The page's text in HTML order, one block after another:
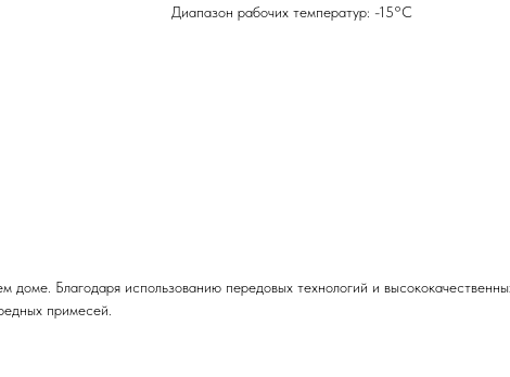
Диапазон рабочих температур: -15°С
Благодаря использованию передовых технологий и
примесей.